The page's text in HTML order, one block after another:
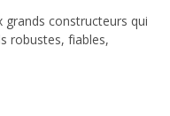
grands constructeurs qui
robustes, fiables,